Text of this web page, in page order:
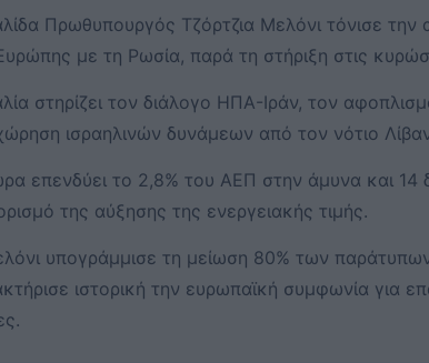
Πρωθυπουργός Τζόρτζια Μελόνι τόνισε την
με τη Ρωσία, παρά τη στήριξη στις
στηρίζει τον διάλογο ΗΠΑ-Ιράν, τον
ισραηλινών δυνάμεων από τον νότιο
επενδύει το 2,8% του ΑΕΠ στην άμυνα και 14
της αύξησης της ενεργειακής τιμής.
υπογράμμισε τη μείωση 80% των
ιστορική την ευρωπαϊκή συμφωνία για